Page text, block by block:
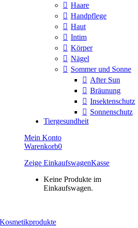
Haare
Handpflege
Haut
Intim
Körper
Nägel
Sommer und Sonne
After Sun
Bräunung
Insektenschutz
Sonnenschutz
Tiergesundheit
Mein Konto
Warenkorb0
Zeige EinkaufswagenKasse
Keine Produkte im
Einkaufswagen.